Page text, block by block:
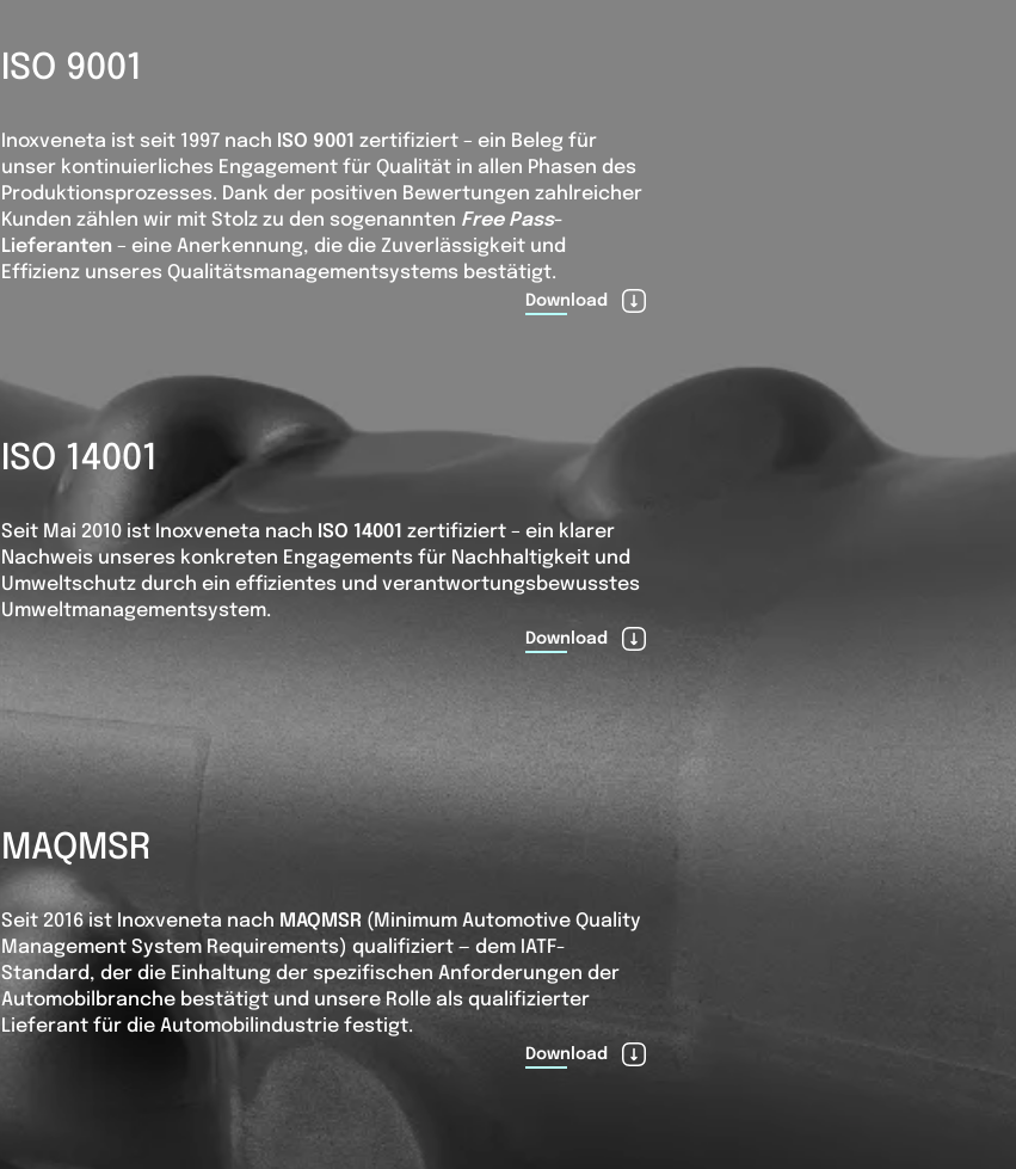
ISO 9001
Inoxveneta ist seit 1997 nach ISO 9001 zertifiziert – ein Beleg für
unser kontinuierliches Engagement für Qualität in allen Phasen des
Produktionsprozesses. Dank der positiven Bewertungen zahlreicher
Kunden zählen wir mit Stolz zu den sogenannten Free Pass-
Lieferanten – eine Anerkennung, die die Zuverlässigkeit und
Effizienz unseres Qualitätsmanagementsystems bestätigt.
Download
ISO 14001
Seit Mai 2010 ist Inoxveneta nach ISO 14001 zertifiziert – ein klarer
Nachweis unseres konkreten Engagements für Nachhaltigkeit und
Umweltschutz durch ein effizientes und verantwortungsbewusstes
Umweltmanagementsystem.
Download
MAQMSR
Seit 2016 ist Inoxveneta nach MAQMSR (Minimum Automotive Quality
Management System Requirements) qualifiziert — dem IATF-
Standard, der die Einhaltung der spezifischen Anforderungen der
Automobilbranche bestätigt und unsere Rolle als qualifizierter
Lieferant für die Automobilindustrie festigt.
Download